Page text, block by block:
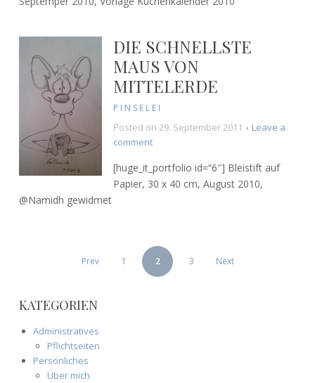
die
DIE SCHNELLSTE
MAUS VON
MITTELERDE
PINSELEI
Posted on 29. September 2011
Leave a
commenton
schnellste
Maus
[huge_it_portfolio id=“6″] Bleistift auf
Papier, 30 x 40 cm, August 2010,
@Namidh gewidmet
SEITENNUMMERIERUNG
BEITRÄGE
Prev 1 2 3 Next
KATEGORIEN
Administratives
Pflichtseiten
Persönliches
Über mich